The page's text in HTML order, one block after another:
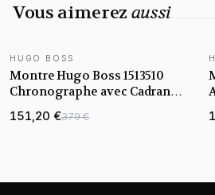
Vous aimerez aussi
HUGO BOSS
Montre Hugo Boss 1513510
Chronographe avec Cadran
Noir
151,20 €379 €